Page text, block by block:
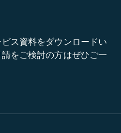
ス資料をダウンロードい
をご検討の方はぜひご一